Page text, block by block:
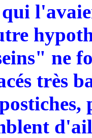
qui
ne
très